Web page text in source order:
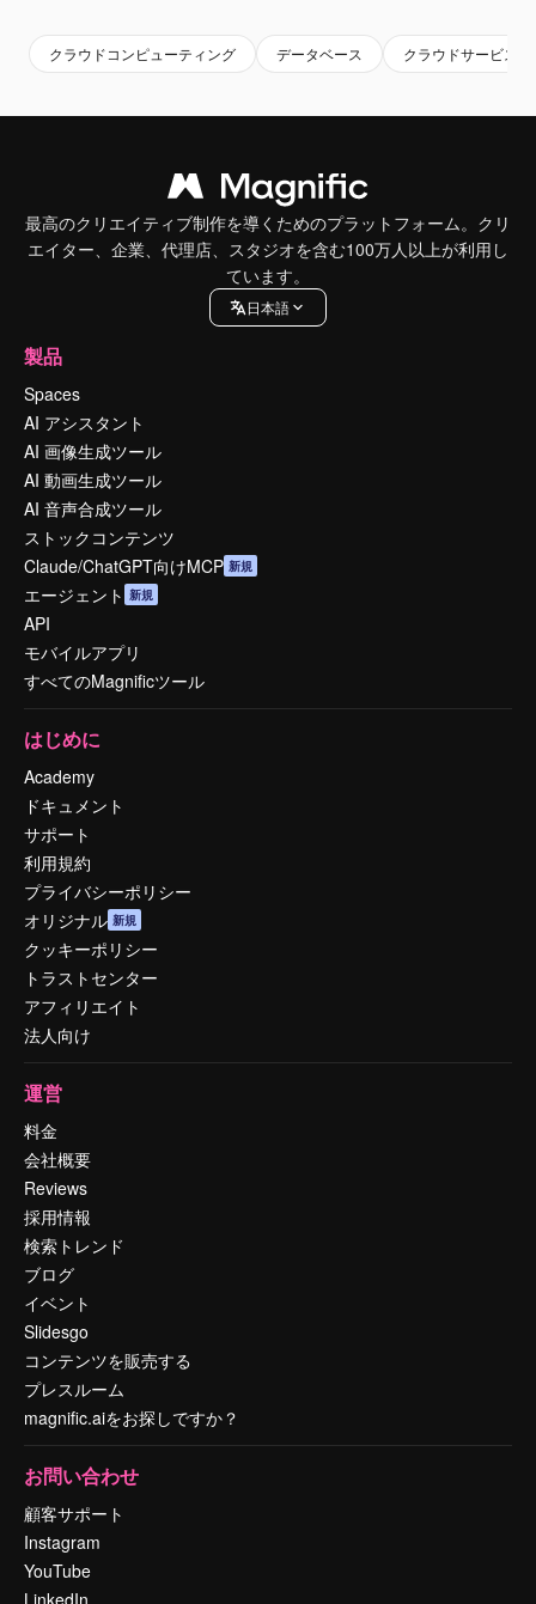
クラウドコンピューティング データベース クラウドサービス
最高のクリエイティブ制作を導くためのプラットフォーム。クリ
エイター、企業、代理店、スタジオを含む100万人以上が利用し
ています。
日本語
製品
Spaces
AI アシスタント
AI 画像生成ツール
AI 動画生成ツール
AI 音声合成ツール
ストックコンテンツ
Claude/ChatGPT向けMCP 新規
エージェント 新規
API
モバイルアプリ
すべてのMagnificツール
はじめに
Academy
ドキュメント
サポート
利用規約
プライバシーポリシー
オリジナル 新規
クッキーポリシー
トラストセンター
アフィリエイト
法人向け
運営
料金
会社概要
Reviews
採用情報
検索トレンド
ブログ
イベント
Slidesgo
コンテンツを販売する
プレスルーム
magnific.aiをお探しですか？
お問い合わせ
顧客サポート
Instagram
YouTube
LinkedIn